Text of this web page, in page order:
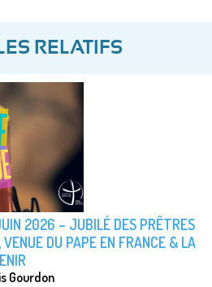
RELATIFS
2026 – JUBILÉ DES PRÊTRES
DU PAPE EN FRANCE & LA
Gourdon